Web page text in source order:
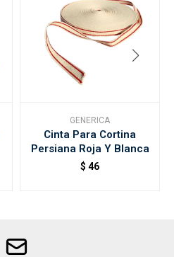
GENERICA
Cinta Para Cortina
Persiana Roja Y Blanca
$ 46